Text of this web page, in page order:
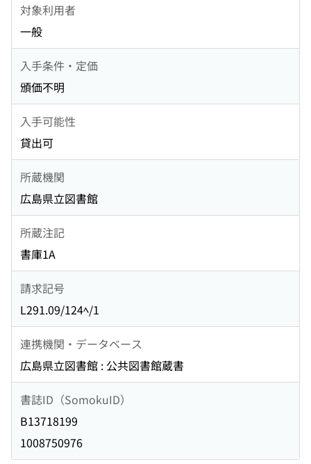
対象利用者
一般
入手条件・定価
頒価不明
入手可能性
貸出可
所蔵機関
広島県立図書館
所蔵注記
書庫1A
請求記号
L291.09/124ﾍ/1
連携機関・データベース
広島県立図書館 : 公共図書館蔵書
書誌ID（SomokuID）
B13718199
1008750976